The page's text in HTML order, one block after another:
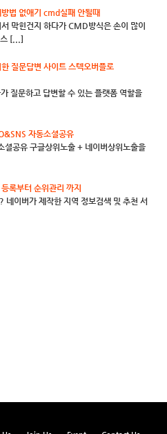
법 없애기 cmd실패 안될때
막힌건지 하다가 CMD방식은 손이 많이
[...]
질문답변 사이트 스텍오버플로
질문하고 답변할 수 있는 플랫폼 역할을
자동소셜공유
공유 구글상위노출 + 네이버상위노출을
록부터 순위관리 까지
네이버가 제작한 지역 정보검색 및 추천 서